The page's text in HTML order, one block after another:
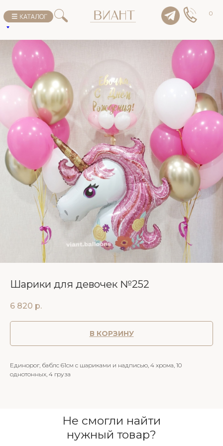
0
Шарики для девочек №252
6 820 р.
В КОРЗИНУ
Единорог, баблс 61см с шариками и надписью, 4 хрома, 10
однотонных, 4 груза
Не смогли найти
нужный товар?